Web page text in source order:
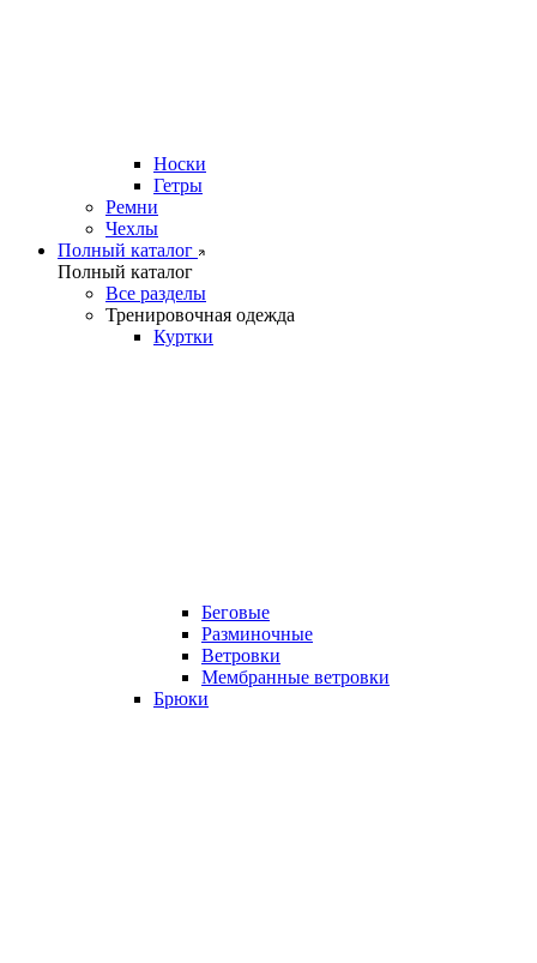
Носки
Гетры
Ремни
Чехлы
Полный каталог
Полный каталог
Все разделы
Тренировочная одежда
Куртки
Беговые
Разминочные
Ветровки
Мембранные ветровки
Брюки